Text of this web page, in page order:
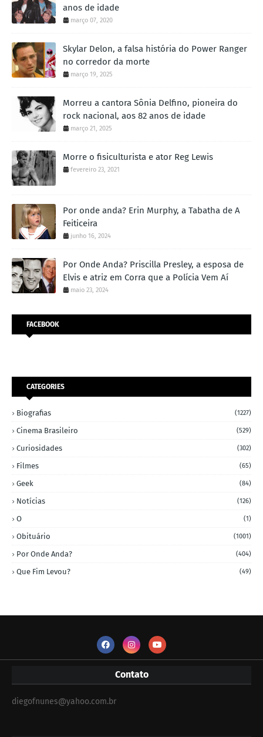
anos de idade
março 07, 2020
Skylar Delon, a falsa história do Power Ranger
no corredor da morte
março 19, 2025
Morreu a cantora Sônia Delfino, pioneira do
rock nacional, aos 82 anos de idade
março 21, 2025
Morre o fisiculturista e ator Reg Lewis
fevereiro 23, 2021
Por onde anda? Erin Murphy, a Tabatha de A
Feiticeira
junho 16, 2024
Por Onde Anda? Priscilla Presley, a esposa de
Elvis e atriz em Corra que a Polícia Vem Aí
maio 23, 2024
FACEBOOK
CATEGORIES
Biografias (1227)
Cinema Brasileiro (529)
Curiosidades (302)
Filmes (65)
Geek (84)
Notícias (126)
O (1)
Obituário (1001)
Por Onde Anda? (404)
Que Fim Levou? (49)
Contato
diegofnunes@yahoo.com.br